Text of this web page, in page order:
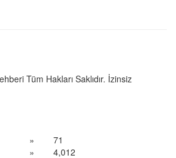
Tüm Hakları Saklıdır. İzinsiz
»
71
» 4,012